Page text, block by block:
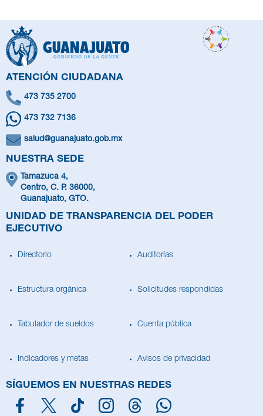
ATENCIÓN CIUDADANA
473 735 2700
473 732 7136
salud@guanajuato.gob.mx
NUESTRA SEDE
Tamazuca 4,
Centro, C. P. 36000,
Guanajuato, GTO.
UNIDAD DE TRANSPARENCIA DEL PODER
EJECUTIVO
Directorio
Estructura orgánica
Tabulador de sueldos
Indicadores y metas
Auditorías
Solicitudes respondidas
Cuenta pública
Avisos de privacidad
SÍGUEMOS EN NUESTRAS REDES